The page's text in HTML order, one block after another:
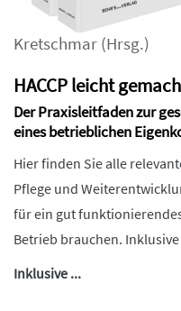
Kretschmar (Hrsg.)
HACCP leicht
Der Praxisleitfaden zur
eines betrieblichen
Hier finden Sie alle
Pflege und
für ein gut
Betrieb brauchen.
Inklusive ...